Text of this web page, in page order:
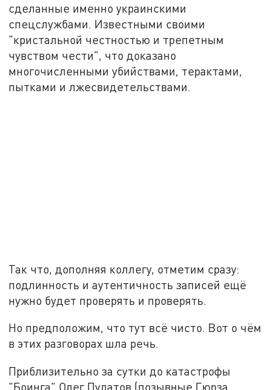
сделанные именно украинскими
спецслужбами. Известными своими
"кристальной честностью и трепетным
чувством чести", что доказано
многочисленными убийствами, терактами,
пытками и лжесвидетельствами.
Так что, дополняя коллегу, отметим сразу:
подлинность и аутентичность записей ещё
нужно будет проверять и проверять.
Но предположим, что тут всё чисто. Вот о чём
в этих разговорах шла речь.
Приблизительно за сутки до катастрофы
"Боинга" Олег Пулатов (позывные Гюрза,